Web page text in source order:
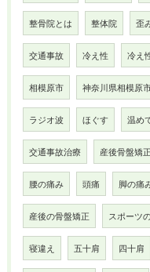
整骨院とは 整体院 歪
交通事故 冷え性 冷え
相模原市 神奈川県相模原
ラジオ波 ほぐす 温め
交通事故治療 産後骨盤矯正
腰の痛み 頭痛 脚の痛
産後の骨盤矯正 スポーツ
寝違え 五十肩 四十肩